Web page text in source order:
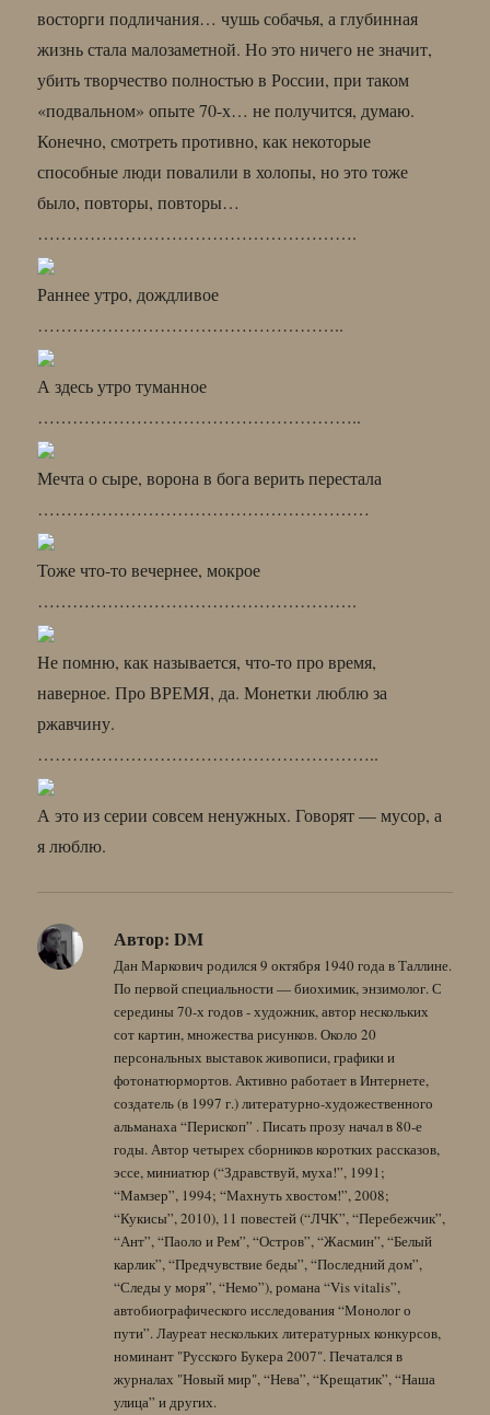
восторги подличания… чушь собачья, а глубинная
жизнь стала малозаметной. Но это ничего не значит,
убить творчество полностью в России, при таком
«подвальном» опыте 70-х… не получится, думаю.
Конечно, смотреть противно, как некоторые
способные люди повалили в холопы, но это тоже
было, повторы, повторы…
……………………………………………….
Раннее утро, дождливое
……………………………………………..
А здесь утро туманное
………………………………………………..
Мечта о сыре, ворона в бога верить перестала
…………………………………………………
Тоже что-то вечернее, мокрое
……………………………………………….
Не помню, как называется, что-то про время,
наверное. Про ВРЕМЯ, да. Монетки люблю за
ржавчину.
…………………………………………………..
А это из серии совсем ненужных. Говорят — мусор, а
я люблю.
Автор: DM
Дан Маркович родился 9 октября 1940 года в Таллине.
По первой специальности — биохимик, энзимолог. С
середины 70-х годов - художник, автор нескольких
сот картин, множества рисунков. Около 20
персональных выставок живописи, графики и
фотонатюрмортов. Активно работает в Интернете,
создатель (в 1997 г.) литературно-художественного
альманаха “Перископ” . Писать прозу начал в 80-е
годы. Автор четырех сборников коротких рассказов,
эссе, миниатюр (“Здравствуй, муха!”, 1991;
“Мамзер”, 1994; “Махнуть хвостом!”, 2008;
“Кукисы”, 2010), 11 повестей (“ЛЧК”, “Перебежчик”,
“Ант”, “Паоло и Рем”, “Остров”, “Жасмин”, “Белый
карлик”, “Предчувствие беды”, “Последний дом”,
“Следы у моря”, “Немо”), романа “Vis vitalis”,
автобиографического исследования “Монолог о
пути”. Лауреат нескольких литературных конкурсов,
номинант "Русского Букера 2007". Печатался в
журналах "Новый мир", “Нева”, “Крещатик”, “Наша
улица” и других.